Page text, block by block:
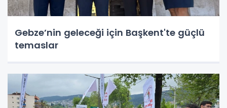
Gebze’nin geleceği için Başkent'te güçlü
temaslar